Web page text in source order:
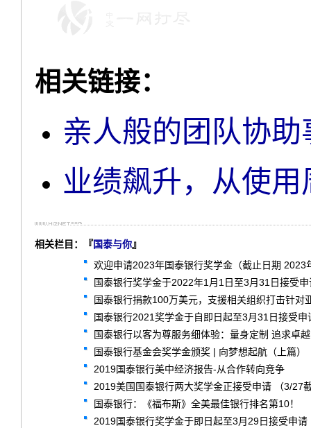
相关链接：
亲人般的团队协助
业绩飙升，从使
相关栏目：『国泰与你』
欢迎申请2023年国泰银行奖学金（截止日期 2023
国泰银行奖学金于2022年1月1日至3月31日接受申
国泰银行捐款100万美元，支援相关组织打击针对
国泰银行2021奖学金于自即日起至3月31日接受申
国泰银行以客为尊服务细体验：量身定制 追求卓越
国泰银行基金会奖学金颁奖 | 向梦想起航（上篇）
2019国泰银行美中经济报告-从合作转向竞争
2019美国国泰银行两大奖学金正接受申请 （3/27
国泰银行：《福布斯》全美最佳银行排名第10！
2019国泰银行奖学金于即日起至3月29日接受申请